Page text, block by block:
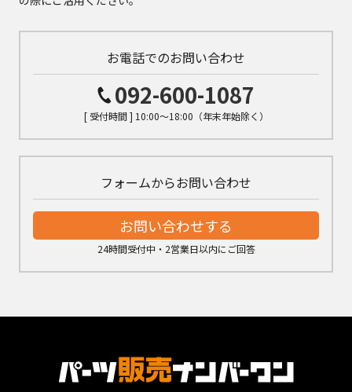
お電話でのお問い合わせ
092-600-1087
[ 受付時間 ] 10:00～18:00（年末年始除く）
フォームからお問い合わせ
お問い合わせする
24時間受付中・2営業日以内にご回答